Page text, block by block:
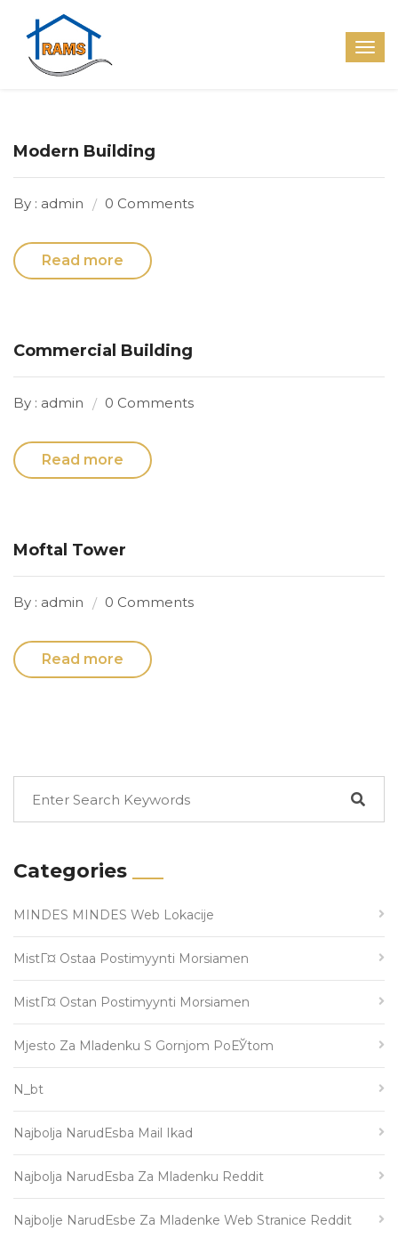
Modern Building
By : admin 0 Comments
Read more
Commercial Building
By : admin 0 Comments
Read more
Moftal Tower
By : admin 0 Comments
Read more
Categories
MINDES MINDES Web Lokacije
MistГ¤ Ostaa Postimyynti Morsiamen
MistГ¤ Ostan Postimyynti Morsiamen
Mjesto Za Mladenku S Gornjom PoЕЎtom
N_bt
Najbolja NarudЕѕba Mail Ikad
Najbolja NarudЕѕba Za Mladenku Reddit
Najbolje NarudЕѕbe Za Mladenke Web Stranice Reddit